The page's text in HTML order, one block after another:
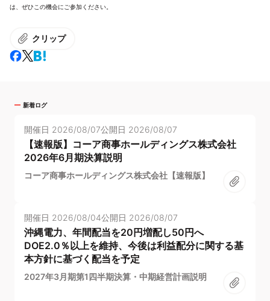
は、ぜひこの機会にご参加ください。
クリップ
新着ログ
開催日 2026/08/07公開日 2026/08/07
【速報版】コーア商事ホールディングス株式会社
2026年6月期決算説明
コーア商事ホールディングス株式会社【速報版】
開催日 2026/08/04公開日 2026/08/07
沖縄電力、年間配当を20円増配し50円へ
DOE2.0％以上を維持、今後は利益配分に関する基
本方針に基づく配当を予定
2027年3月期第1四半期決算・中期経営計画説明